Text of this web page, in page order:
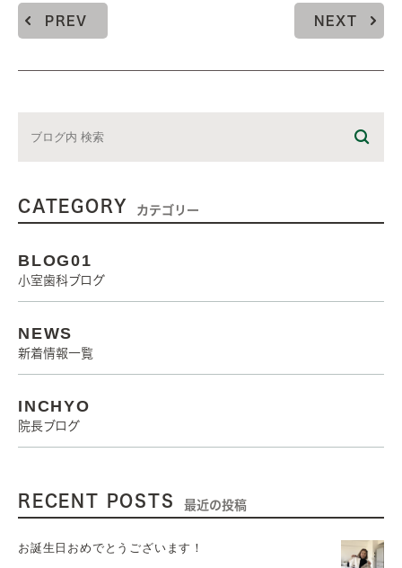
PREV NEXT
CATEGORY カテゴリー
BLOG01
小室歯科ブログ
NEWS
新着情報一覧
INCHYO
院長ブログ
RECENT POSTS 最近の投稿
お誕生日おめでとうございます！